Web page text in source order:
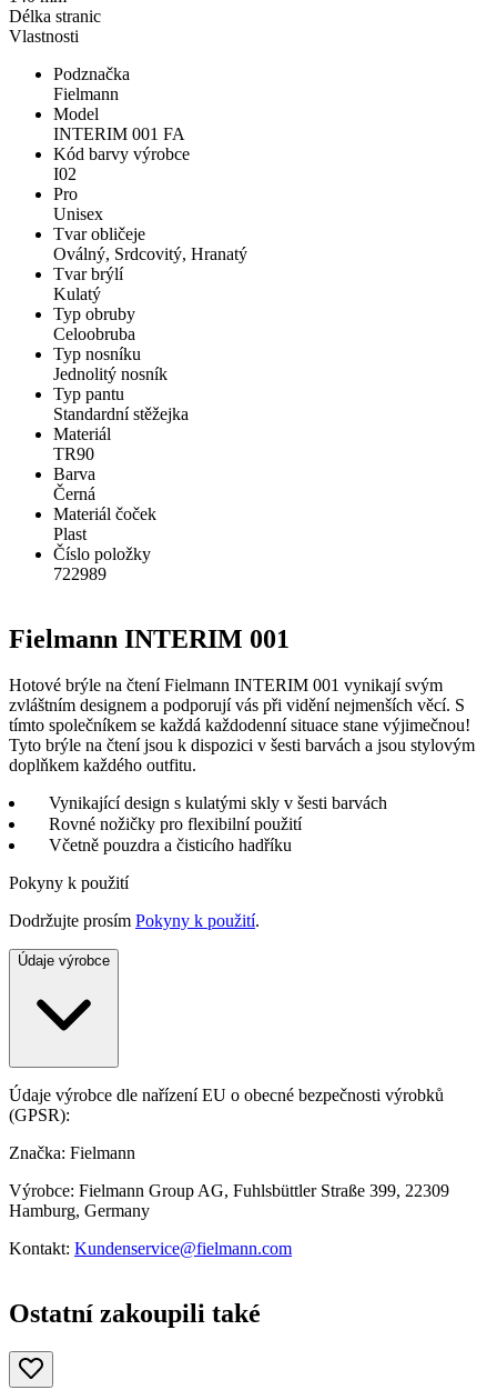
Vlastnosti
Podznačka
Fielmann
Model
INTERIM 001 FA
Kód barvy výrobce
I02
Pro
Unisex
Tvar obličeje
Oválný, Srdcovitý, Hranatý
Tvar brýlí
Kulatý
Typ obruby
Celoobruba
Typ nosníku
Jednolitý nosník
Typ pantu
Standardní stěžejka
Materiál
TR90
Barva
Černá
Materiál čoček
Plast
Číslo položky
722989
Fielmann INTERIM 001
Hotové brýle na čtení Fielmann INTERIM 001 vynikají svým
zvláštním designem a podporují vás při vidění nejmenších věcí. S
tímto společníkem se každá každodenní situace stane výjimečnou!
Tyto brýle na čtení jsou k dispozici v šesti barvách a jsou stylovým
doplňkem každého outfitu.
Vynikající design s kulatými skly v šesti barvách
Rovné nožičky pro flexibilní použití
Včetně pouzdra a čisticího hadříku
Pokyny k použití
Dodržujte prosím Pokyny k použití.
Údaje výrobce
Údaje výrobce dle nařízení EU o obecné bezpečnosti výrobků
(GPSR):
Značka: Fielmann
Výrobce: Fielmann Group AG, Fuhlsbüttler Straße 399, 22309
Hamburg, Germany
Kontakt: Kundenservice@fielmann.com
Délka stranic
Ostatní zakoupili také